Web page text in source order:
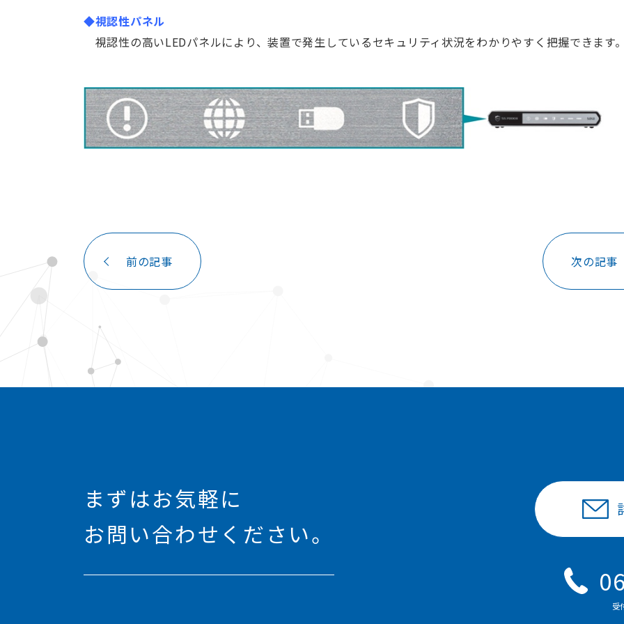
◆視認性パネル
視認性の高いLEDパネルにより、装置で発生しているセキュリティ状況をわかりやすく把握できます
前の記事 次の記事
まずはお気軽に
お問い合わせください。
受